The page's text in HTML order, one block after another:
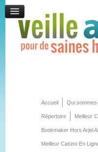
Accueil Qui
Répertoire Meilleur
Bookmaker Hors Arjel
Meilleur Casino En